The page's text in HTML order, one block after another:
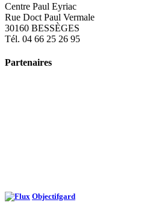
Centre Paul Eyriac
Rue Doct Paul Vermale
30160 BESSÈGES
Tél. 04 66 25 26 95
Partenaires
Objectifgard